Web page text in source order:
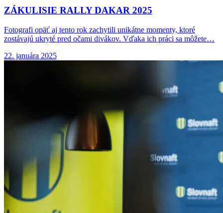
ZÁKULISIE RALLY DAKAR 2025
Fotografi opäť aj tento rok zachytili unikátne momenty, ktoré
zostávajú ukryté pred očami divákov. Vďaka ich práci sa môžete…
22. januára 2025